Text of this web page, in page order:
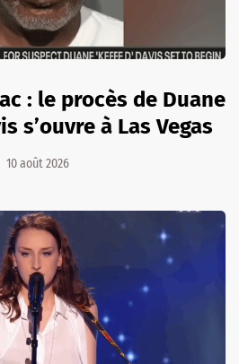
: le procès de Duane
s’ouvre à Las Vegas
10 août 2026